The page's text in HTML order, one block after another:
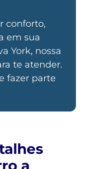
conforto,
em sua
York, nossa
te atender.
fazer parte
a